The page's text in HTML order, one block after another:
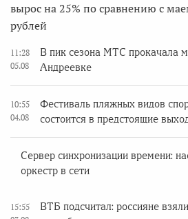
вырос на 25% по сравнению с
рублей
11:28
05.08
В пик сезона МТС прокачала
Андреевке
10:55
04.08
Фестиваль пляжных видов
состоится в предстоящие
Сервер синхронизации времени:
оркестр в сети
15:55
ВТБ подсчитал: россияне